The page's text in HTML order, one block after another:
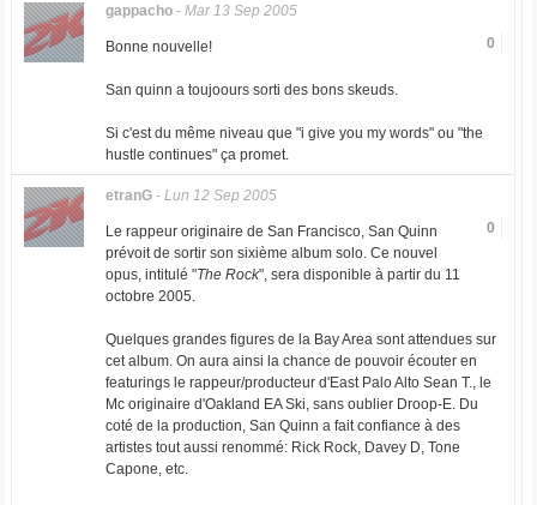
gappacho- Mar 13 Sep 2005
0
Bonne nouvelle!
San quinn a toujoours sorti des bons skeuds.
Si c'est du même niveau que "i give you my words" ou "the
hustle continues" ça promet.
etranG- Lun 12 Sep 2005
0
Le rappeur originaire de San Francisco, San Quinn
prévoit de sortir son sixième album solo. Ce nouvel
opus, intitulé "The Rock", sera disponible à partir du 11
octobre 2005.
Quelques grandes figures de la Bay Area sont attendues sur
cet album. On aura ainsi la chance de pouvoir écouter en
featurings le rappeur/producteur d'East Palo Alto Sean T., le
Mc originaire d'Oakland EA Ski, sans oublier Droop-E. Du
coté de la production, San Quinn a fait confiance à des
artistes tout aussi renommé: Rick Rock, Davey D, Tone
Capone, etc.